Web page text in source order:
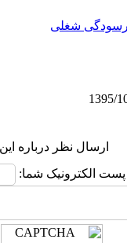
شغلی
ارسال نظر درباره
پست الکترونیک شما: